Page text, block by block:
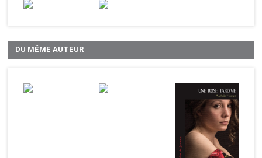
DU MÊME AUTEUR